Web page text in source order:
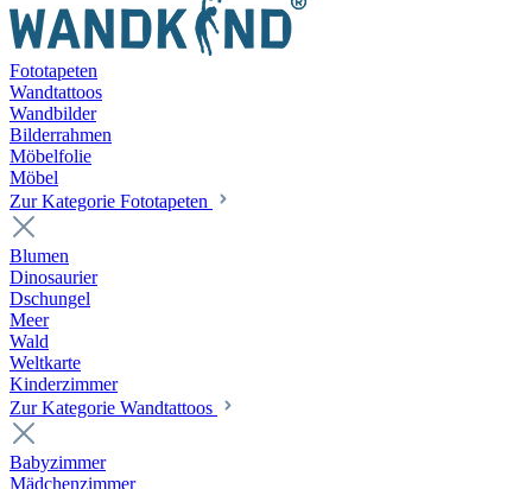
Fototapeten
Wandtattoos
Wandbilder
Bilderrahmen
Möbelfolie
Möbel
Zur Kategorie Fototapeten
Blumen
Dinosaurier
Dschungel
Meer
Wald
Weltkarte
Kinderzimmer
Zur Kategorie Wandtattoos
Babyzimmer
Mädchenzimmer